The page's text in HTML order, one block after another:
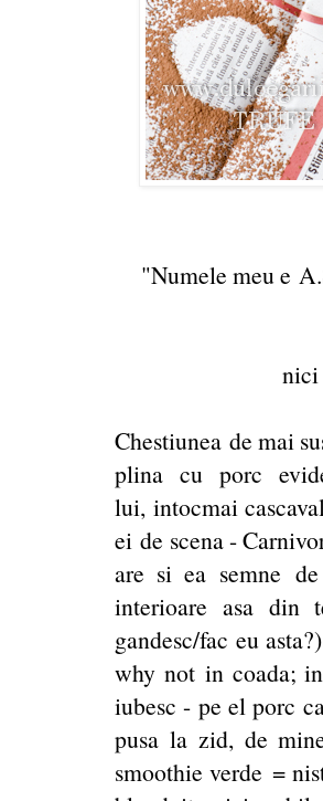
"Numele meu e
nici
Chestiunea de mai
plina cu porc
lui, intocmai
ei de scena -
are si ea semne
interioare asa
gandesc/fac eu
why not in coada;
iubesc - pe el porc
pusa la zid, de
smoothie verde =